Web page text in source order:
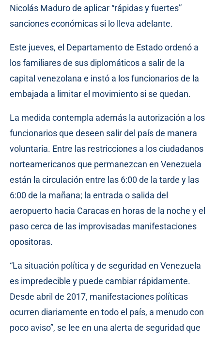
Nicolás Maduro de aplicar “rápidas y fuertes”
sanciones económicas si lo lleva adelante.
Este jueves, el Departamento de Estado ordenó a
los familiares de sus diplomáticos a salir de la
capital venezolana e instó a los funcionarios de la
embajada a limitar el movimiento si se quedan.
La medida contempla además la autorización a los
funcionarios que deseen salir del país de manera
voluntaria. Entre las restricciones a los ciudadanos
norteamericanos que permanezcan en Venezuela
están la circulación entre las 6:00 de la tarde y las
6:00 de la mañana; la entrada o salida del
aeropuerto hacia Caracas en horas de la noche y el
paso cerca de las improvisadas manifestaciones
opositoras.
“La situación política y de seguridad en Venezuela
es impredecible y puede cambiar rápidamente.
Desde abril de 2017, manifestaciones políticas
ocurren diariamente en todo el país, a menudo con
poco aviso”, se lee en una alerta de seguridad que